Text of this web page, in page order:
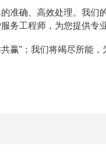
准确、高效处理。我们
务工程师，为您提供专
赢"；我们将竭尽所能